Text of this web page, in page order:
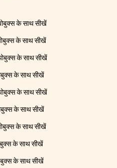
के साथ सीखें
के साथ सीखें
के साथ सीखें
के साथ सीखें
के साथ सीखें
के साथ सीखें
के साथ सीखें
के साथ सीखें
के साथ सीखें